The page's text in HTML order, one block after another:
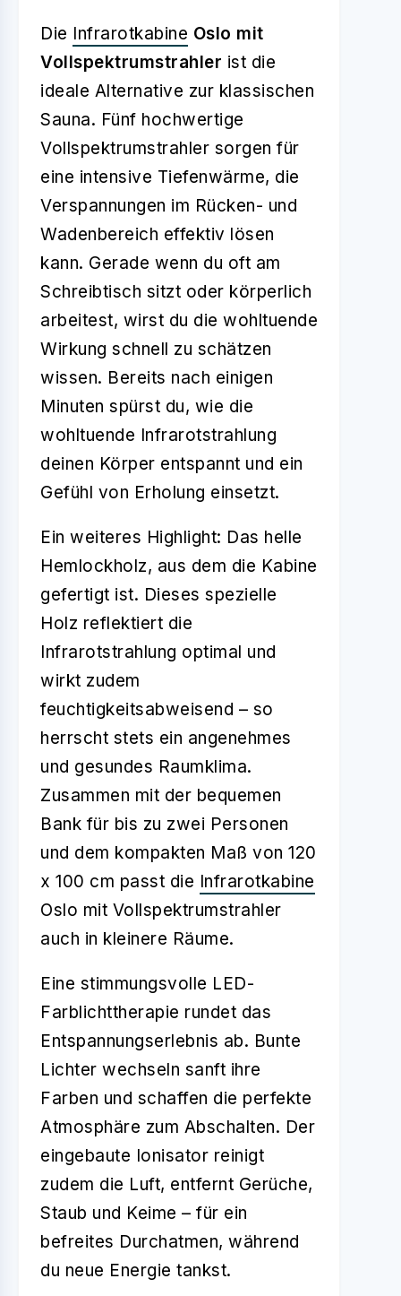
Die Infrarotkabine Oslo mit
Vollspektrumstrahler ist die
ideale Alternative zur klassischen
Sauna. Fünf hochwertige
Vollspektrumstrahler sorgen für
eine intensive Tiefenwärme, die
Verspannungen im Rücken- und
Wadenbereich effektiv lösen
kann. Gerade wenn du oft am
Schreibtisch sitzt oder körperlich
arbeitest, wirst du die wohltuende
Wirkung schnell zu schätzen
wissen. Bereits nach einigen
Minuten spürst du, wie die
wohltuende Infrarotstrahlung
deinen Körper entspannt und ein
Gefühl von Erholung einsetzt.
Ein weiteres Highlight: Das helle
Hemlockholz, aus dem die Kabine
gefertigt ist. Dieses spezielle
Holz reflektiert die
Infrarotstrahlung optimal und
wirkt zudem
feuchtigkeitsabweisend – so
herrscht stets ein angenehmes
und gesundes Raumklima.
Zusammen mit der bequemen
Bank für bis zu zwei Personen
und dem kompakten Maß von 120
x 100 cm passt die Infrarotkabine
Oslo mit Vollspektrumstrahler
auch in kleinere Räume.
Eine stimmungsvolle LED-
Farblichttherapie rundet das
Entspannungserlebnis ab. Bunte
Lichter wechseln sanft ihre
Farben und schaffen die perfekte
Atmosphäre zum Abschalten. Der
eingebaute Ionisator reinigt
zudem die Luft, entfernt Gerüche,
Staub und Keime – für ein
befreites Durchatmen, während
du neue Energie tankst.